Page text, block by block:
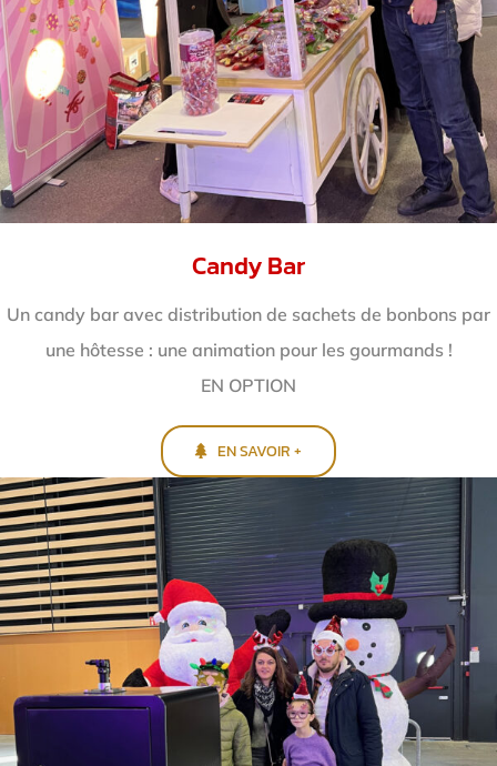
Candy Bar
Un candy bar avec distribution de sachets de bonbons par
une hôtesse : une animation pour les gourmands !
EN OPTION
EN SAVOIR +